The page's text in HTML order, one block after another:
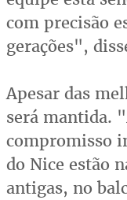
com precisão
gerações",
Apesar das
será mantida.
compromisso
do Nice estão
antigas, no